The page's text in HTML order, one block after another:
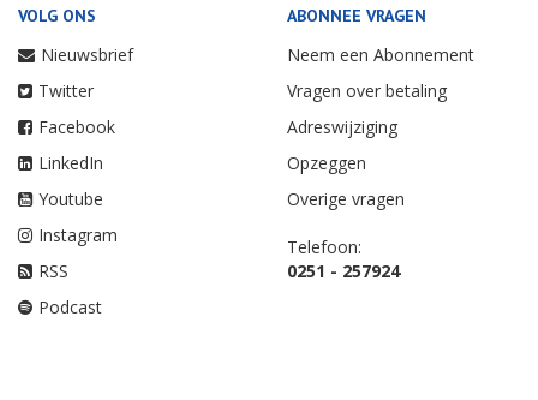
VOLG ONS
Nieuwsbrief
Twitter
Facebook
LinkedIn
Youtube
Instagram
RSS
Podcast
ABONNEE VRAGEN
Neem een Abonnement
Vragen over betaling
Adreswijziging
Opzeggen
Overige vragen
Telefoon:
0251 - 257924